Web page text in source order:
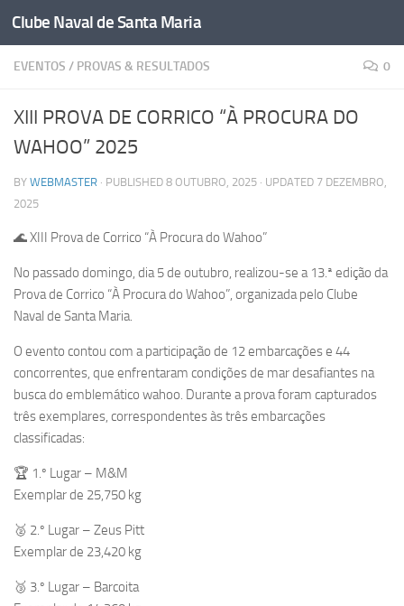
Skip to content
Clube Naval de Santa Maria
EVENTOS / PROVAS & RESULTADOS 0
XIII PROVA DE CORRICO “À PROCURA DO
WAHOO” 2025
BY WEBMASTER · PUBLISHED 8 OUTUBRO, 2025 · UPDATED 7 DEZEMBRO,
2025
🌊 XIII Prova de Corrico “À Procura do Wahoo”
No passado domingo, dia 5 de outubro, realizou-se a 13.ª edição da
Prova de Corrico “À Procura do Wahoo”, organizada pelo Clube
Naval de Santa Maria.
O evento contou com a participação de 12 embarcações e 44
concorrentes, que enfrentaram condições de mar desafiantes na
busca do emblemático wahoo. Durante a prova foram capturados
três exemplares, correspondentes às três embarcações
classificadas:
🏆 1.º Lugar – M&M
Exemplar de 25,750 kg
🥈 2.º Lugar – Zeus Pitt
Exemplar de 23,420 kg
🥉 3.º Lugar – Barcoita